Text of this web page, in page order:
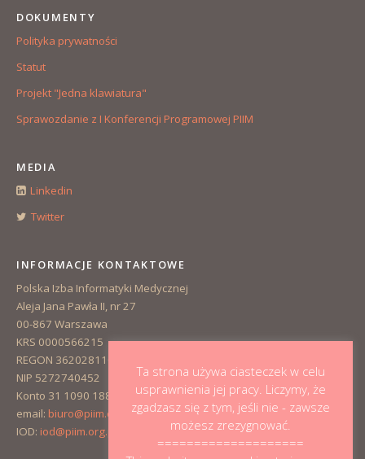
DOKUMENTY
Polityka prywatności
Statut
Projekt "Jedna klawiatura"
Sprawozdanie z I Konferencji Programowej PIIM
MEDIA
Linkedin
Twitter
INFORMACJE KONTAKTOWE
Polska Izba Informatyki Medycznej
Aleja Jana Pawła II, nr 27
00-867 Warszawa
KRS 0000566215
REGON 362028110
NIP 5272740452
Konto 31 1090 1883 0000 0001 3223 1381
email: biuro@piim.org.pl
IOD: iod@piim.org.pl
Ta strona używa ciasteczek w celu
usprawnienia jej pracy. Liczymy, że
zgadzasz się z tym, jeśli nie - zawsze
możesz zrezygnować.
====================